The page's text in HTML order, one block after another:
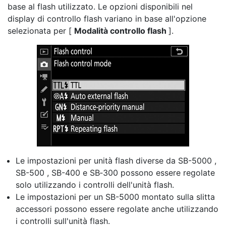
base al flash utilizzato. Le opzioni disponibili nel
display di controllo flash variano in base all'opzione
selezionata per [ Modalità controllo flash ].
Le impostazioni per unità flash diverse da SB-5000 ,
SB-500 , SB-400 e SB‑300 possono essere regolate
solo utilizzando i controlli dell'unità flash.
Le impostazioni per un SB-5000 montato sulla slitta
accessori possono essere regolate anche utilizzando
i controlli sull'unità flash.